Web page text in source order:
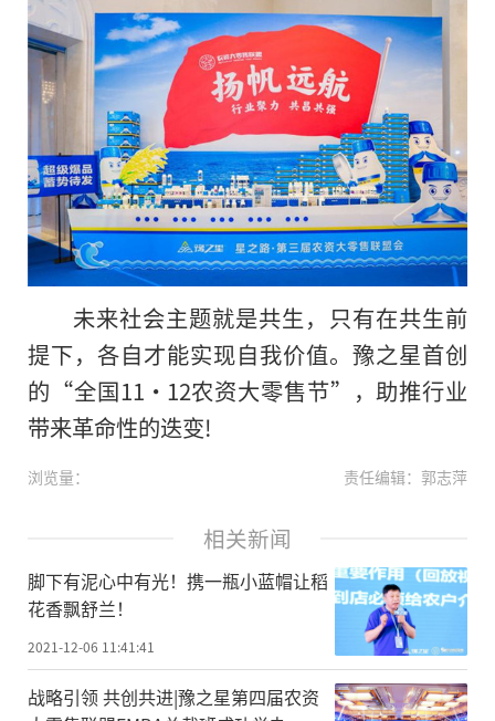
未来社会主题就是共生，只有在共生前
提下，各自才能实现自我价值。豫之星首创
的“全国11·12农资大零售节”，助推行业
带来革命性的迭变!
浏览量： 责任编辑：郭志萍
相关新闻
脚下有泥心中有光！携一瓶小蓝帽让稻
花香飘舒兰！
2021-12-06 11:41:41
战略引领 共创共进|豫之星第四届农资